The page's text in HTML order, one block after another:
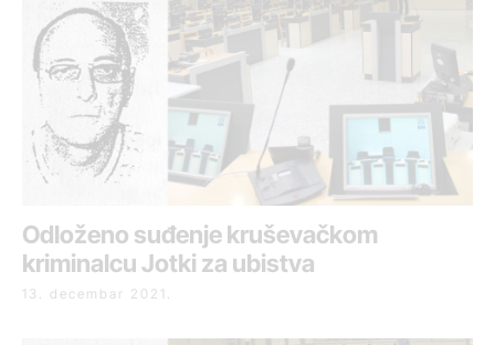
Odloženo suđenje kruševačkom
kriminalcu Jotki za ubistva
13. decembar 2021.